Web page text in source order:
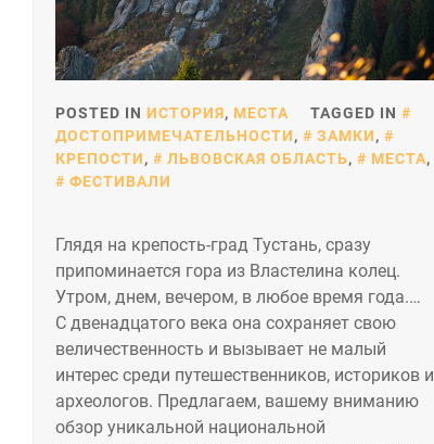
POSTED IN ИСТОРИЯ, МЕСТА
TAGGED IN
ДОСТОПРИМЕЧАТЕЛЬНОСТИ, ЗАМКИ,
КРЕПОСТИ, ЛЬВОВСКАЯ ОБЛАСТЬ, МЕСТА,
ФЕСТИВАЛИ
Глядя на крепость-град Тустань, сразу
припоминается гора из Властелина колец.
Утром, днем, вечером, в любое время года.…
С двенадцатого века она сохраняет свою
величественность и вызывает не малый
интерес среди путешественников, историков и
археологов. Предлагаем, вашему вниманию
обзор уникальной национальной